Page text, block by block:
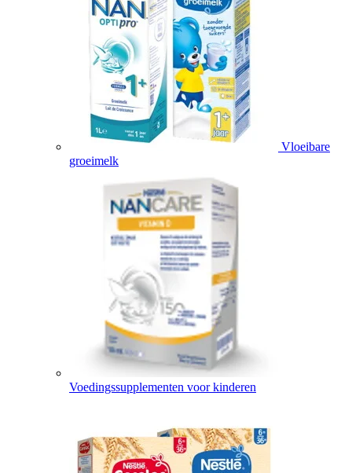
Vloeibare
groeimelk
Voedingssupplementen voor kinderen